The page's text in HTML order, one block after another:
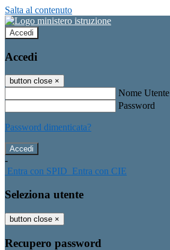
Salta al contenuto
Accedi
Accedi
button close ×
Nome Utente
Password
Password dimenticata?
-
Entra con SPID Entra con CIE
Seleziona utente
button close ×
Recupero password